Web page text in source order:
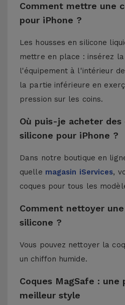
Comment mettre une
pour iPhone ?
Les housses en silicone
mettre en place : insérez
l'équipement à l'intérieur
la partie inférieure en
pression sur les coins.
Où puis-je acheter des
silicone pour iPhone ?
Dans notre boutique en
quelle magasin iServices,
coques pour tous les
Comment nettoyer
silicone ?
Vous pouvez nettoyer la
un chiffon humide.
Coques MagSafe :
meilleur style